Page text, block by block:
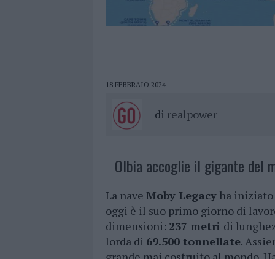
18 FEBBRAIO 2024
di realpower
Olbia accoglie il gigante del
La nave Moby Legacy ha
oggi è il suo primo giorno di
dimensioni: 237 metri di
lorda di 69.500 tonnellate.